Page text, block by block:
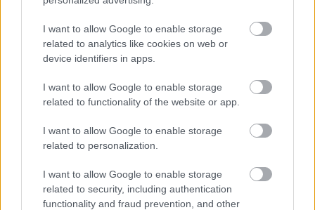
I want to allow Google to enable storage
related to analytics like cookies on web or
device identifiers in apps.
I want to allow Google to enable storage
related to functionality of the website or app.
I want to allow Google to enable storage
related to personalization.
I want to allow Google to enable storage
related to security, including authentication
functionality and fraud prevention, and other
Samu József| 2008 március 19. 08:48
Az Apple Mac OS X, Windows XP és Vista alá
is elérhetővé tette ingyenes
Az Apple azt állítja, hogy a Safari új változatát biztonsági
és stabilitási szempontból is fejlesztették, új